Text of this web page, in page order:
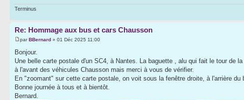
Terminus
Re: Hommage aux bus et cars Chausson
parBBernard » 01 Déc 2025 11:00
Bonjour.
Une belle carte postale d'un SC4, à Nantes. La baguette , alu qui fait le tour de
à l'avant des véhicules Chausson mais merci à vous de vérifier.
En "zoomant" sur cette carte postale, on voit sous la fenêtre droite, à l'arrière du
Bonne journée à tous et à bientôt.
Bernard.